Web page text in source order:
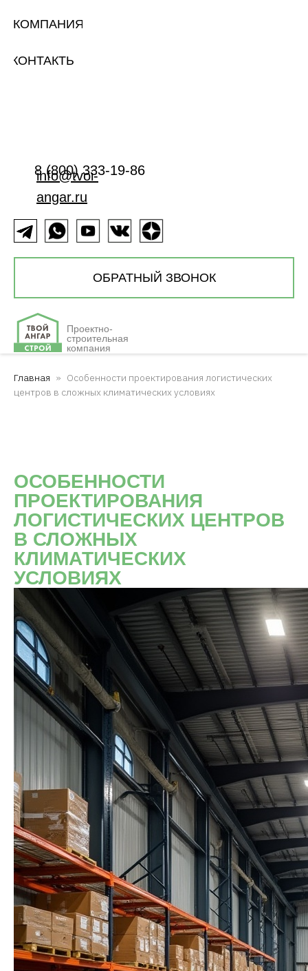
КОМПАНИЯ
КОНТАКТЫ
info@tvoi-
angar.ru
8 (800) 333-19-86
ОБРАТНЫЙ ЗВОНОК
Проектно-
строительная
компания
Главная
Особенности проектирования логистических
центров в сложных климатических условиях
ОСОБЕННОСТИ
ПРОЕКТИРОВАНИЯ
ЛОГИСТИЧЕСКИХ ЦЕНТРОВ
В СЛОЖНЫХ
КЛИМАТИЧЕСКИХ
УСЛОВИЯХ